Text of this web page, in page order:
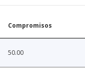
Compromisos
50.00